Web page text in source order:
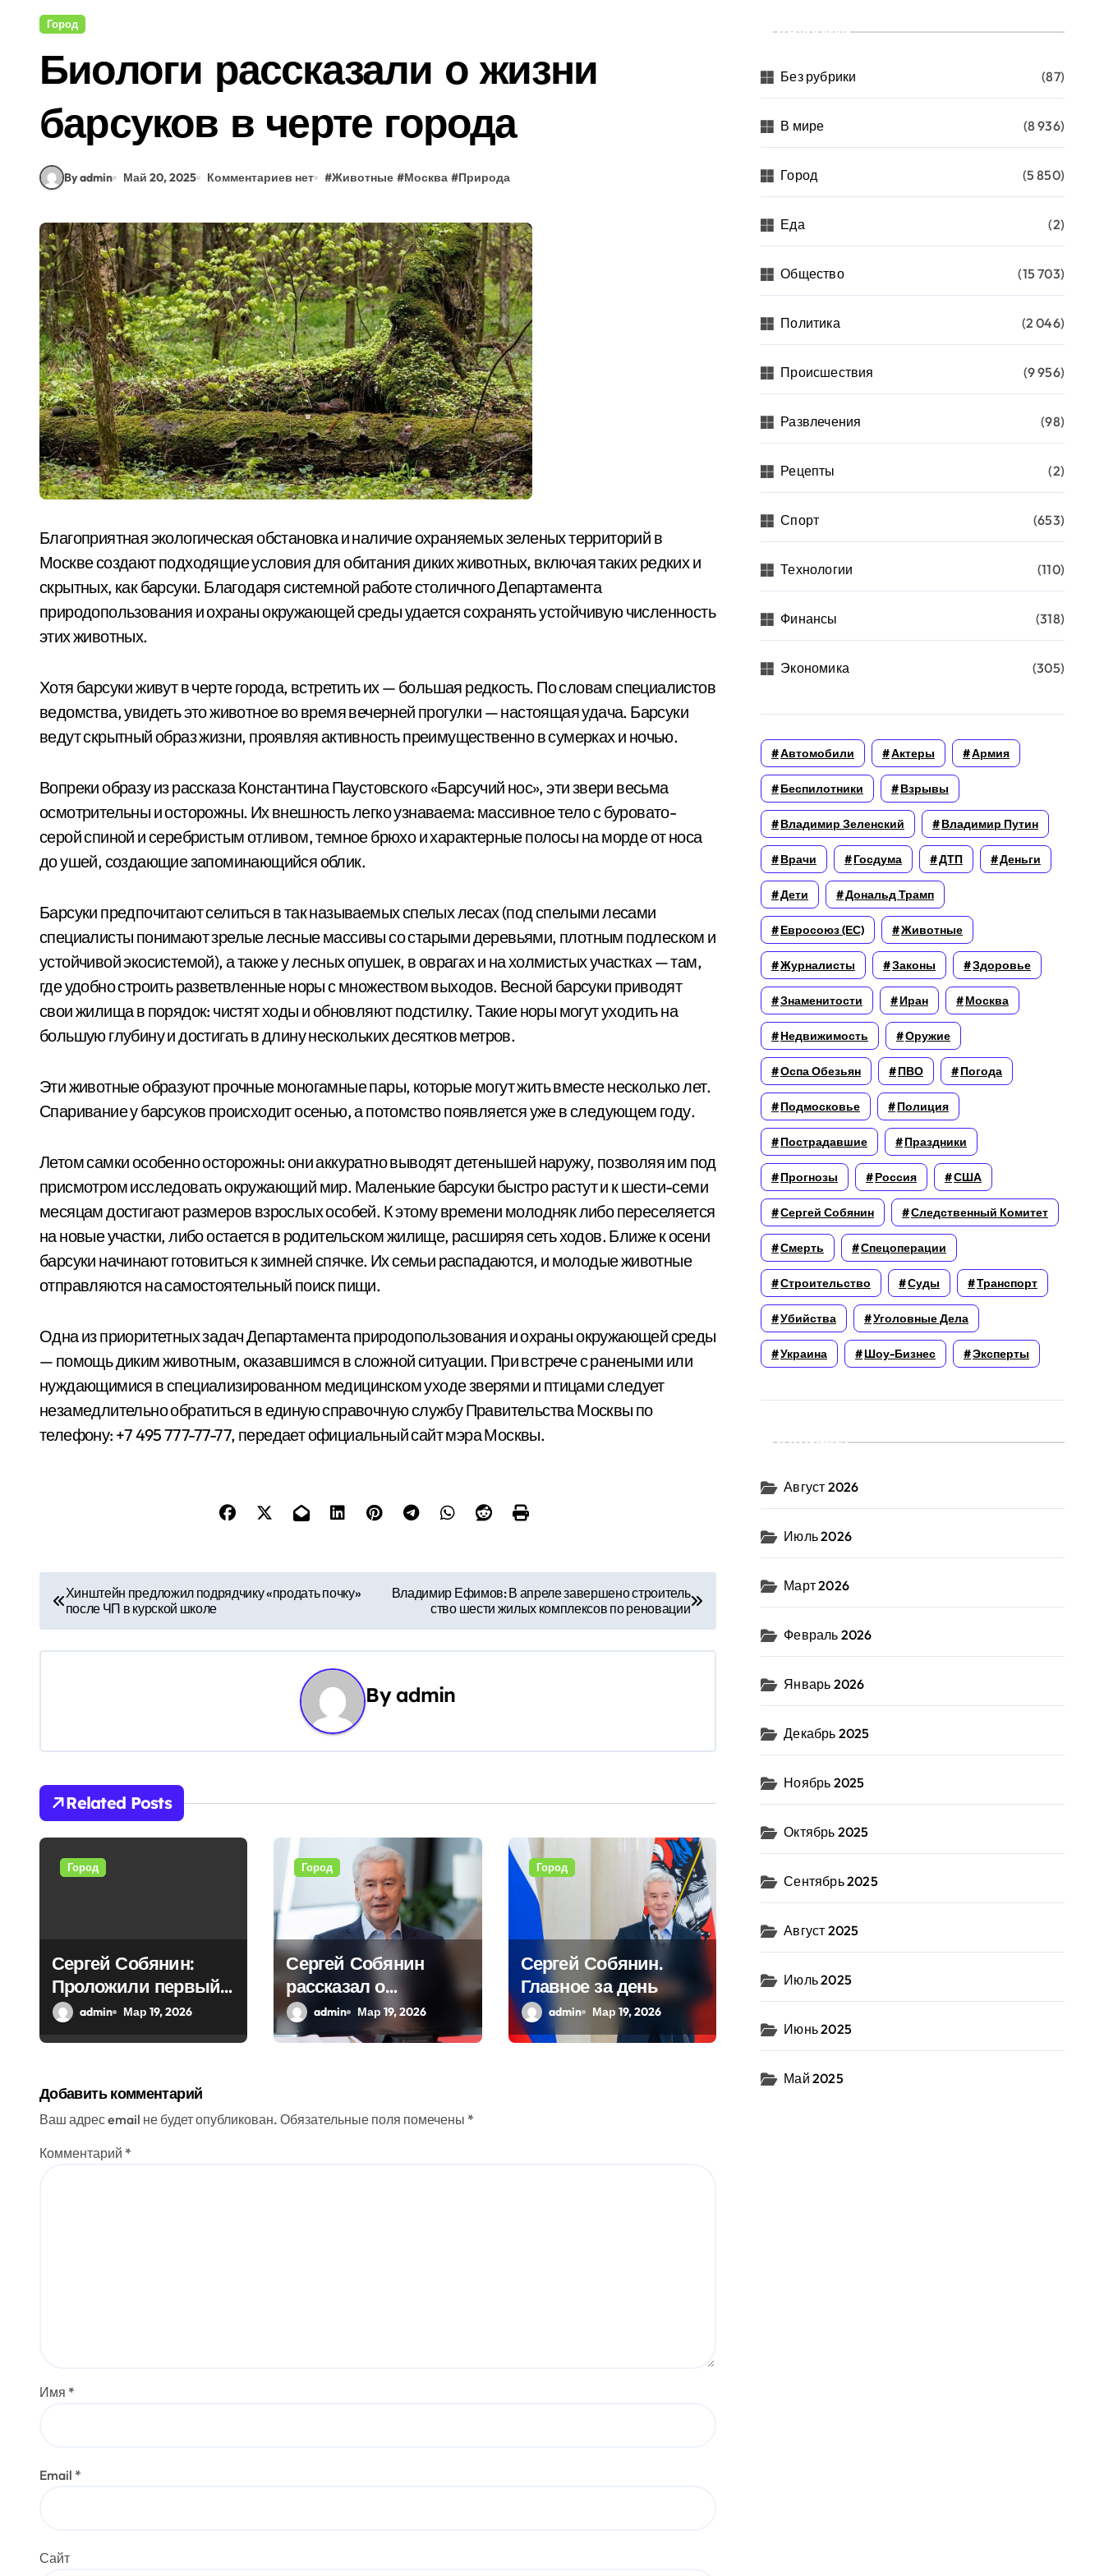
Город
Биологи рассказали о жизни
барсуков в черте города
By admin Май 20, 2025 Комментариев нет #Животные #Москва #Природа
Благоприятная экологическая обстановка и наличие охраняемых зеленых территорий в
Москве создают подходящие условия для обитания диких животных, включая таких редких и
скрытных, как барсуки. Благодаря системной работе столичного Департамента
природопользования и охраны окружающей среды удается сохранять устойчивую численность
этих животных.
Хотя барсуки живут в черте города, встретить их — большая редкость. По словам специалистов
ведомства, увидеть это животное во время вечерней прогулки — настоящая удача. Барсуки
ведут скрытный образ жизни, проявляя активность преимущественно в сумерках и ночью.
Вопреки образу из рассказа Константина Паустовского «Барсучий нос», эти звери весьма
осмотрительны и осторожны. Их внешность легко узнаваема: массивное тело с буровато-
серой спиной и серебристым отливом, темное брюхо и характерные полосы на морде от носа
до ушей, создающие запоминающийся облик.
Барсуки предпочитают селиться в так называемых спелых лесах (под спелыми лесами
специалисты понимают зрелые лесные массивы со старыми деревьями, плотным подлеском и
устойчивой экосистемой), а также у лесных опушек, в оврагах и на холмистых участках — там,
где удобно строить разветвленные норы с множеством выходов. Весной барсуки приводят
свои жилища в порядок: чистят ходы и обновляют подстилку. Такие норы могут уходить на
большую глубину и достигать в длину нескольких десятков метров.
Эти животные образуют прочные моногамные пары, которые могут жить вместе несколько лет.
Спаривание у барсуков происходит осенью, а потомство появляется уже в следующем году.
Летом самки особенно осторожны: они аккуратно выводят детенышей наружу, позволяя им под
присмотром исследовать окружающий мир. Маленькие барсуки быстро растут и к шести-семи
месяцам достигают размеров взрослых особей. К этому времени молодняк либо переселяется
на новые участки, либо остается в родительском жилище, расширяя сеть ходов. Ближе к осени
барсуки начинают готовиться к зимней спячке. Их семьи распадаются, и молодые животные
отправляются на самостоятельный поиск пищи.
Одна из приоритетных задач Департамента природопользования и охраны окружающей среды
— помощь диким животным, оказавшимся в сложной ситуации. При встрече с ранеными или
нуждающимися в специализированном медицинском уходе зверями и птицами следует
незамедлительно обратиться в единую справочную службу Правительства Москвы по
телефону: +7 495 777⁠-77⁠-77, передает официальный сайт мэра Москвы.
а
в
а
ц
и
п
с
я
м
Хинштейн предложил подрядчику «продать почку»
после ЧП в курской школе
Владимир Ефимов: В апреле завершено строитель
ство шести жилых комплексов по реновации
Byadmin
Related Posts
Город
Сергей Собянин:
Проложили первый
тоннель новой
admin Мар 19, 2026
Город
Сергей Собянин
рассказал о
реставрационных
работах,
admin Мар 19, 2026
Город
Сергей Собянин.
Главное за день
admin Мар 19, 2026
Добавить комментарий
Ваш адрес email не будет опубликован. Обязательные поля помечены *
Комментарий *
Имя *
Email *
Сайт
Рубрики
Без рубрики (87)
В мире (8 936)
Город (5 850)
Еда (2)
Общество (15 703)
Политика (2 046)
Происшествия (9 956)
Развлечения (98)
Рецепты (2)
Спорт (653)
Технологии (110)
Финансы (318)
Экономика (305)
Автомобили Актеры Армия
Беспилотники Взрывы
Владимир Зеленский Владимир Путин
Врачи Госдума ДТП Деньги
Дети Дональд Трамп
Евросоюз (ЕС) Животные
Журналисты Законы Здоровье
Знаменитости Иран Москва
Недвижимость Оружие
Оспа Обезьян ПВО Погода
Подмосковье Полиция
Пострадавшие Праздники
Прогнозы Россия США
Сергей Собянин Следственный Комитет
Смерть Спецоперации
Строительство Суды Транспорт
Убийства Уголовные Дела
Украина Шоу-Бизнес Эксперты
Архивы
Август 2026
Июль 2026
Март 2026
Февраль 2026
Январь 2026
Декабрь 2025
Ноябрь 2025
Октябрь 2025
Сентябрь 2025
Август 2025
Июль 2025
Июнь 2025
Май 2025